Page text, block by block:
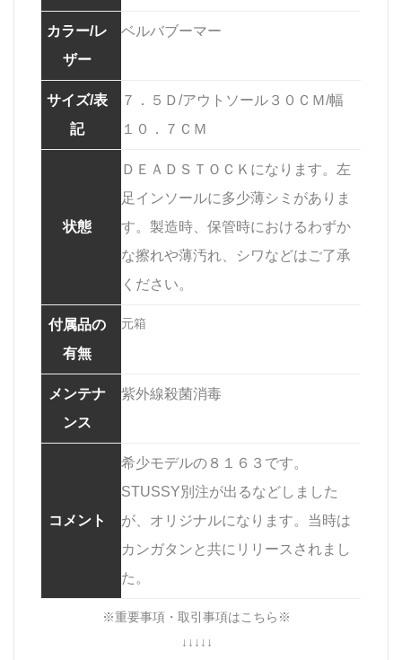
カラー/レ
ザー
ベルバブーマー
サイズ/表
記
７．５Ｄ/アウトソール３０ＣＭ/幅
１０．７ＣＭ
状態
ＤＥＡＤＳＴＯＣＫになります。左
足インソールに多少薄シミがありま
す。製造時、保管時におけるわずか
な擦れや薄汚れ、シワなどはご了承
ください。
付属品の
有無
元箱
メンテナ
ンス
紫外線殺菌消毒
コメント
希少モデルの８１６３です。
STUSSY別注が出るなどしました
が、オリジナルになります。当時は
カンガタンと共にリリースされまし
た。
※重要事項・取引事項はこちら※
↓↓↓↓↓